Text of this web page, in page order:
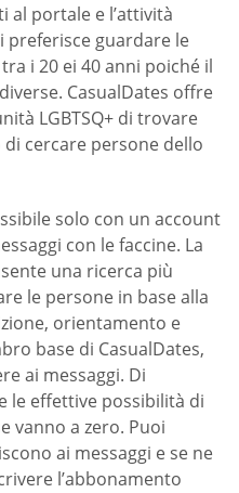
al portale e l’attività
preferisce guardare le
i 20 ei 40 anni poiché il
СasualDates offre
LGBTSQ+ di trovare
cercare persone dello
solo con un account
con le faccine. La
una ricerca più
le persone in base alla
orientamento e
base di СasualDates,
ai messaggi. Di
le effettive possibilità di
vanno a zero. Puoi
ai messaggi e se ne
l’abbonamento